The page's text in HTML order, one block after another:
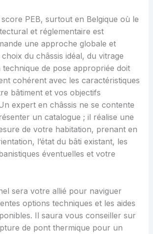
PEB, surtout en Belgique où le
et réglementaire est
une approche globale et
du châssis idéal, du vitrage
technique de pose appropriée doit
cohérent avec les caractéristiques
bâtiment et vos objectifs
expert en châssis ne se contente
un catalogue ; il réalise une
de votre habitation, prenant en
l’état du bâti existant, les
éventuelles et votre
sera votre allié pour naviguer
options techniques et les aides
Il saura vous conseiller sur
de pont thermique pour un